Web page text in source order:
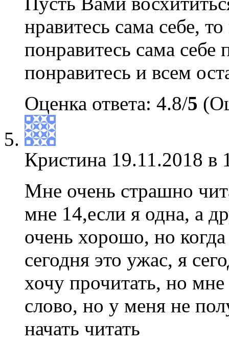
нравитесь сама себе,
понравитесь сама себе
понравитесь и всем
Оценка ответа: 4.8/5
Кристина 19.11.2018 в
Мне очень страшно
мне 14,если я одна, а
очень хорошо, но
сегодня это ужас, я
хочу прочитать, но
слово, но у меня не
начать читать